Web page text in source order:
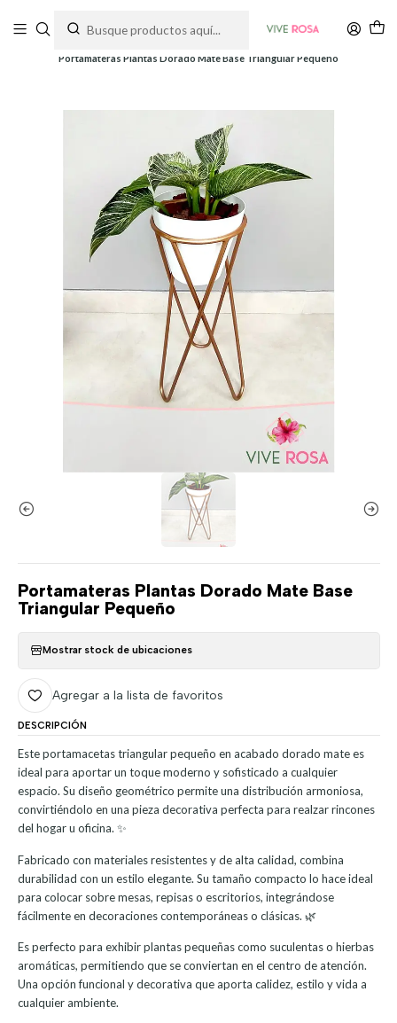
Portamateras Plantas Dorado Mate Base Triangular Pequeño
Portamateras Plantas Dorado Mate Base
Triangular Pequeño
Mostrar stock de ubicaciones
Agregar a la lista de favoritos
DESCRIPCIÓN
Este portamacetas triangular pequeño en acabado dorado mate es
ideal para aportar un toque moderno y sofisticado a cualquier
espacio. Su diseño geométrico permite una distribución armoniosa,
convirtiéndolo en una pieza decorativa perfecta para realzar rincones
del hogar u oficina. ✨
Fabricado con materiales resistentes y de alta calidad, combina
durabilidad con un estilo elegante. Su tamaño compacto lo hace ideal
para colocar sobre mesas, repisas o escritorios, integrándose
fácilmente en decoraciones contemporáneas o clásicas. 🌿
Es perfecto para exhibir plantas pequeñas como suculentas o hierbas
aromáticas, permitiendo que se conviertan en el centro de atención.
Una opción funcional y decorativa que aporta calidez, estilo y vida a
cualquier ambiente.